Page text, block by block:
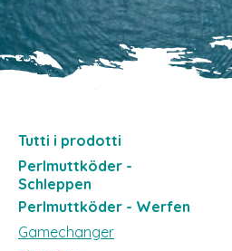
Tutti i prodotti
Perlmuttköder -
Schleppen
Perlmuttköder - Werfen
Gamechanger